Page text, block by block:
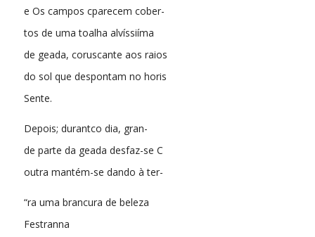
e Os campos cparecem cober-
tos de uma toalha alvíssiíma
de geada, coruscante aos raios
do sol que despontam no horis
Sente.
Depois; durantco dia, gran-
de parte da geada desfaz-se C
outra mantém-se dando à ter-
“ra uma brancura de beleza
Festranna